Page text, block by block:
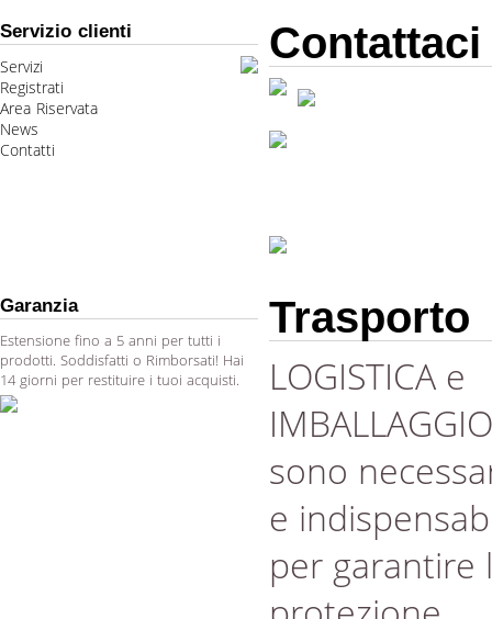
Servizio clienti
Servizi
Registrati
Area Riservata
News
Contatti
Contattaci
Garanzia
Estensione fino a 5 anni per tutti i
prodotti. Soddisfatti o Rimborsati! Hai
14 giorni per restituire i tuoi acquisti.
Trasporto
LOGISTICA e
IMBALLAGGIO
sono
e
per garantire